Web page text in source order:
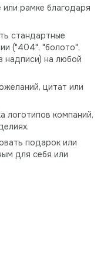
рамке благодаря
стандартные
("404", "болото",
надписи) на любой
цитат или
логотипов компаний,
подарок или
для себя или